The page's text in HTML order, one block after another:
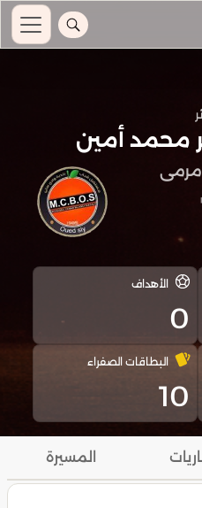
محمد أمين
الأهداف
0
البطاقات الصفراء
10
المسيرة